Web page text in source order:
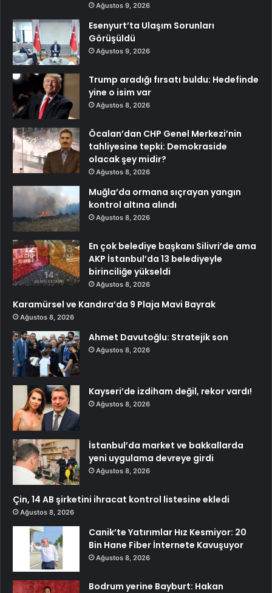
Ağustos 9, 2026
Esenyurt’ta Ulaşım Sorunları
Görüşüldü
Ağustos 9, 2026
Trump aradığı fırsatı buldu: Hedefinde
yine o isim var
Ağustos 8, 2026
Öcalan’dan CHP Genel Merkezi’nin
tahliyesine tepki: Demokraside
olacak şey midir?
Ağustos 8, 2026
Muğla’da ormana sıçrayan yangın
kontrol altına alındı
Ağustos 8, 2026
En çok belediye başkanı Silivri’de ama
AKP İstanbul’da 13 belediyeyle
birinciliğe yükseldi
Ağustos 8, 2026
Karamürsel ve Kandıra’da 9 Plaja Mavi Bayrak
Ağustos 8, 2026
Ahmet Davutoğlu: Stratejik son
Ağustos 8, 2026
Kayseri’de izdiham değil, rekor vardı!
Ağustos 8, 2026
İstanbul’da market ve bakkallarda
yeni uygulama devreye girdi
Ağustos 8, 2026
Çin, 14 AB şirketini ihracat kontrol listesine ekledi
Ağustos 8, 2026
Canik’te Yatırımlar Hız Kesmiyor: 20
Bin Hane Fiber İnternete Kavuşuyor
Ağustos 8, 2026
Bodrum yerine Bayburt: Hakan